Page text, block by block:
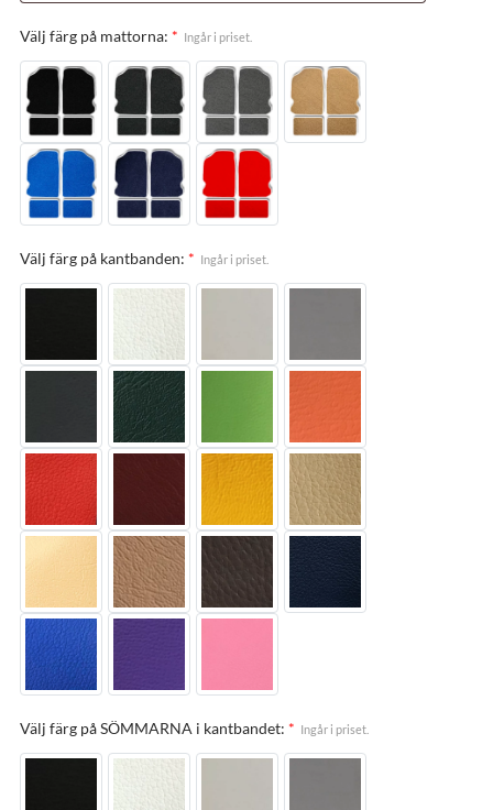
Välj färg på mattorna: * Ingår i priset.
Välj färg på kantbanden: * Ingår i priset.
Välj färg på SÖMMARNA i kantbandet: * Ingår i priset.